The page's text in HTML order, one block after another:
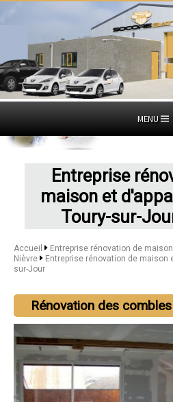
MENU
Entreprise
maison et
Toury-sur-
Accueil
Entreprise rénovation de
Nièvre
Entreprise rénovation de maison
sur-Jour
Rénovation des